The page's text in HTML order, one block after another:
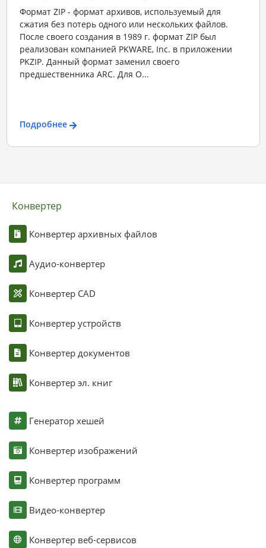
Формат ZIP - формат архивов, используемый для
сжатия без потерь одного или нескольких файлов.
После своего создания в 1989 г. формат ZIP был
реализован компанией PKWARE, Inc. в приложении
PKZIP. Данный формат заменил своего
предшественника ARC. Для О...
Подробнее
Конвертер
Конвертер архивных файлов
Аудио-конвертер
Конвертер CAD
Конвертер устройств
Конвертер документов
Конвертер эл. книг
Генератор хешей
Конвертер изображений
Конвертер программ
Видео-конвертер
Конвертер веб-сервисов